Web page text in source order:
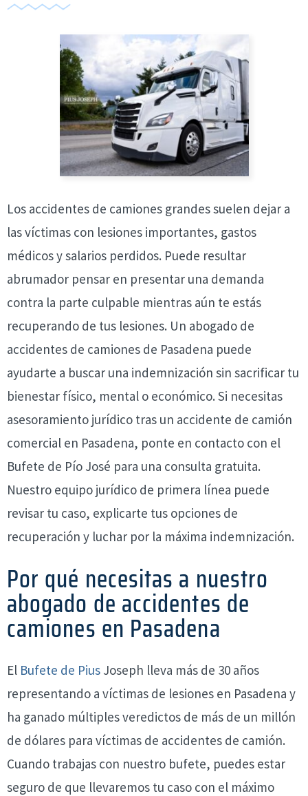
Los accidentes de camiones grandes suelen dejar a
las víctimas con lesiones importantes, gastos
médicos y salarios perdidos. Puede resultar
abrumador pensar en presentar una demanda
contra la parte culpable mientras aún te estás
recuperando de tus lesiones. Un abogado de
accidentes de camiones de Pasadena puede
ayudarte a buscar una indemnización sin sacrificar tu
bienestar físico, mental o económico. Si necesitas
asesoramiento jurídico tras un accidente de camión
comercial en Pasadena, ponte en contacto con el
Bufete de Pío José para una consulta gratuita.
Nuestro equipo jurídico de primera línea puede
revisar tu caso, explicarte tus opciones de
recuperación y luchar por la máxima indemnización.
Por qué necesitas a nuestro
abogado de accidentes de
camiones en Pasadena
El Bufete de Pius Joseph lleva más de 30 años
representando a víctimas de lesiones en Pasadena y
ha ganado múltiples veredictos de más de un millón
de dólares para víctimas de accidentes de camión.
Cuando trabajas con nuestro bufete, puedes estar
seguro de que llevaremos tu caso con el máximo